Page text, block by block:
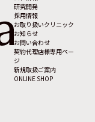
研究開発
採用情報
お取り扱いクリニック
お知らせ
お問い合わせ
契約代理店様専用ペー
ジ
新規取扱ご案内
ONLINE SHOP